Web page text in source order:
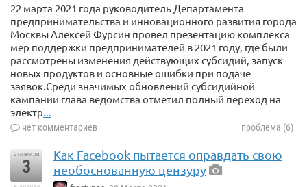
22 марта 2021 года руководитель Департамента
предпринимательства и инновационного развития города
Москвы Алексей Фурсин провел презентацию комплекса
мер поддержки предпринимателей в 2021 году, где были
рассмотрены изменения действующих субсидий, запуск
новых продуктов и основные ошибки при подаче
заявок.Среди значимых обновлений субсидийной
кампании глава ведомства отметил полный переход на
электр
нет комментариев проблема (6)
отметили
3
Как Facebook пытается оправдать свою
необоснованную цензуру